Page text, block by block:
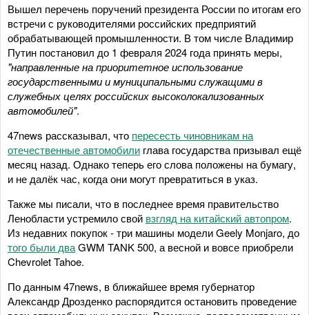
Вышел перечень поручений президента России по итогам его
встречи с руководителями российских предприятий
обрабатывающей промышленности. В том числе Владимир
Путин постановил до 1 февраля 2024 года принять меры,
"направленные на приоритетное использование
государственными и муниципальными служащими в
служебных целях российских высоколокализованных
автомобилей".
47news рассказывал, что пересесть чиновникам на
отечественные автомобили глава государства призывал ещё
месяц назад. Однако теперь его слова положены на бумагу,
и не далёк час, когда они могут превратиться в указ.
Также мы писали, что в последнее время правительство
Ленобласти устремило свой взгляд на китайский автопром.
Из недавних покупок - три машины модели Geely Monjaro, до
того были дваGWM TANK 500, а весной и вовсе приобрели
Chevrolet Tahoe.
По данным 47news, в ближайшее время губернатор
Александр Дрозденко распорядится остановить проведение